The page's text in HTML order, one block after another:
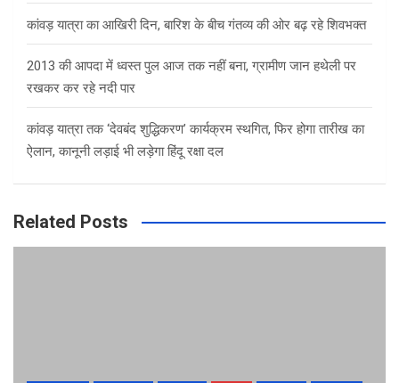
कांवड़ यात्रा का आखिरी दिन, बारिश के बीच गंतव्य की ओर बढ़ रहे शिवभक्त
2013 की आपदा में ध्वस्त पुल आज तक नहीं बना, ग्रामीण जान हथेली पर
रखकर कर रहे नदी पार
कांवड़ यात्रा तक ‘देवबंद शुद्धिकरण’ कार्यक्रम स्थगित, फिर होगा तारीख का
ऐलान, कानूनी लड़ाई भी लड़ेगा हिंदू रक्षा दल
Related Posts